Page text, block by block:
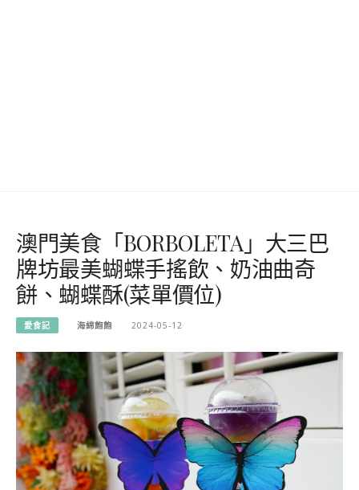
澳門美食「BORBOLETA」大三巴
牌坊最美蝴蝶手搖飲、奶油曲奇
餅、蝴蝶酥(菜單價位)
愛食記 海綿飽飽 2024-05-12